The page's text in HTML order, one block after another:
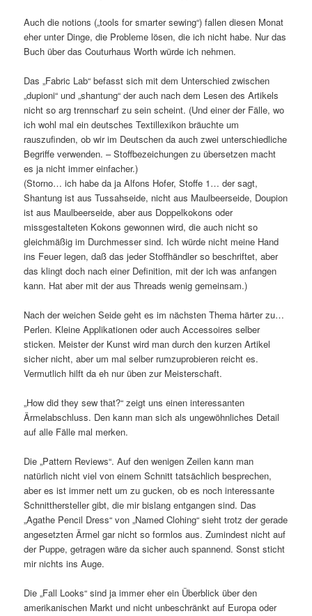
Auch die notions („tools for smarter sewing“) fallen diesen Monat
eher unter Dinge, die Probleme lösen, die ich nicht habe. Nur das
Buch über das Couturhaus Worth würde ich nehmen.
Das „Fabric Lab“ befasst sich mit dem Unterschied zwischen
„dupioni“ und „shantung“ der auch nach dem Lesen des Artikels
nicht so arg trennscharf zu sein scheint. (Und einer der Fälle, wo
ich wohl mal ein deutsches Textillexikon bräuchte um
rauszufinden, ob wir im Deutschen da auch zwei unterschiedliche
Begriffe verwenden. – Stoffbezeichungen zu übersetzen macht
es ja nicht immer einfacher.)
(Storno… ich habe da ja Alfons Hofer, Stoffe 1… der sagt,
Shantung ist aus Tussahseide, nicht aus Maulbeerseide, Doupion
ist aus Maulbeerseide, aber aus Doppelkokons oder
missgestalteten Kokons gewonnen wird, die auch nicht so
gleichmäßig im Durchmesser sind. Ich würde nicht meine Hand
ins Feuer legen, daß das jeder Stoffhändler so beschriftet, aber
das klingt doch nach einer Definition, mit der ich was anfangen
kann. Hat aber mit der aus Threads wenig gemeinsam.)
Nach der weichen Seide geht es im nächsten Thema härter zu…
Perlen. Kleine Applikationen oder auch Accessoires selber
sticken. Meister der Kunst wird man durch den kurzen Artikel
sicher nicht, aber um mal selber rumzuprobieren reicht es.
Vermutlich hilft da eh nur üben zur Meisterschaft.
„How did they sew that?“ zeigt uns einen interessanten
Ärmelabschluss. Den kann man sich als ungewöhnliches Detail
auf alle Fälle mal merken.
Die „Pattern Reviews“. Auf den wenigen Zeilen kann man
natürlich nicht viel von einem Schnitt tatsächlich besprechen,
aber es ist immer nett um zu gucken, ob es noch interessante
Schnitthersteller gibt, die mir bislang entgangen sind. Das
„Agathe Pencil Dress“ von „Named Clohing“ sieht trotz der gerade
angesetzten Ärmel gar nicht so formlos aus. Zumindest nicht auf
der Puppe, getragen wäre da sicher auch spannend. Sonst sticht
mir nichts ins Auge.
Die „Fall Looks“ sind ja immer eher ein Überblick über den
amerikanischen Markt und nicht unbeschränkt auf Europa oder